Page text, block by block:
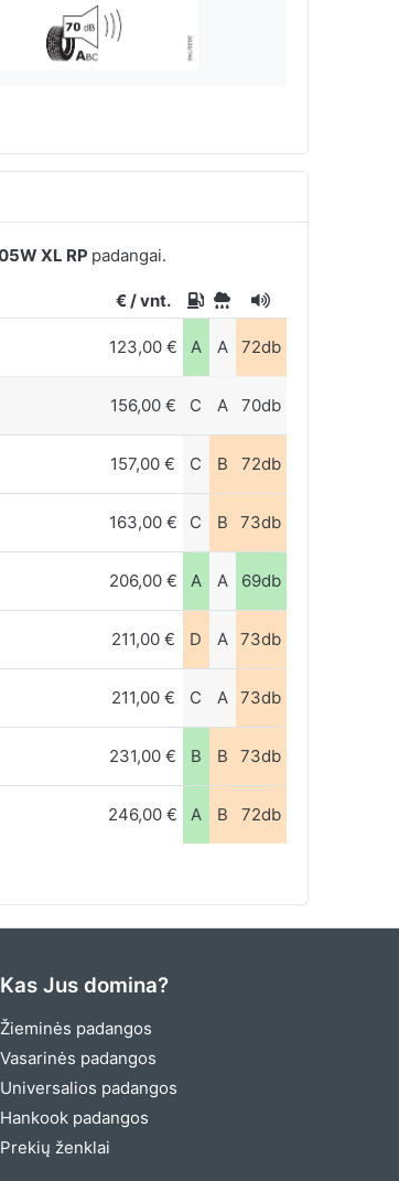
XL RP padangai.
€ / vnt.
123,00 € A A 72db
156,00 € C A 70db
157,00 € C B 72db
163,00 € C B 73db
206,00 € A A 69db
211,00 € D A 73db
211,00 € C A 73db
231,00 € B B 73db
246,00 € A B 72db
Kas Jus domina?
Žieminės padangos
Vasarinės padangos
Universalios padangos
Hankook padangos
Prekių ženklai